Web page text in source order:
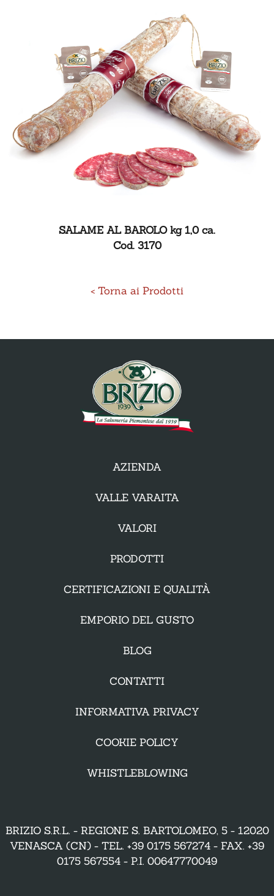
SALAME AL BAROLO kg 1,0 ca.
Cod. 3170
< Torna ai Prodotti
AZIENDA
VALLE VARAITA
VALORI
PRODOTTI
CERTIFICAZIONI E QUALITÀ
EMPORIO DEL GUSTO
BLOG
CONTATTI
INFORMATIVA PRIVACY
COOKIE POLICY
WHISTLEBLOWING
BRIZIO S.R.L. - REGIONE S. BARTOLOMEO, 5 - 12020
VENASCA (CN) - TEL. +39 0175 567274 - FAX. +39
0175 567554 - P.I. 00647770049